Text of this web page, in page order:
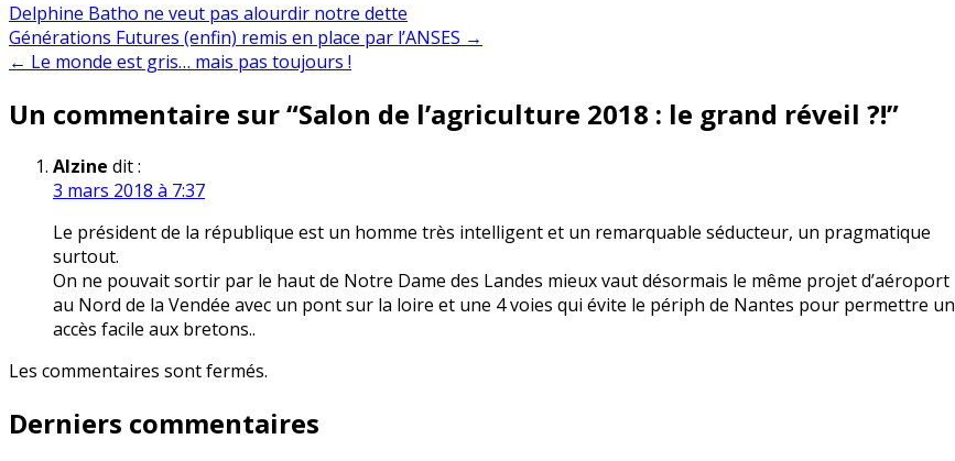
Delphine Batho ne veut pas alourdir notre dette
Navigation
de
l’article
Générations Futures (enfin) remis en place par l’ANSES →
← Le monde est gris… mais pas toujours !
Un commentaire sur “Salon de l’agriculture 2018 : le grand réveil ?!”
Alzine dit :
3 mars 2018 à 7:37
Le président de la république est un homme très intelligent et un remarquable séducteur, un pragmatique
surtout.
On ne pouvait sortir par le haut de Notre Dame des Landes mieux vaut désormais le même projet d’aéroport
au Nord de la Vendée avec un pont sur la loire et une 4 voies qui évite le périph de Nantes pour permettre un
accès facile aux bretons..
Les commentaires sont fermés.
Derniers commentaires